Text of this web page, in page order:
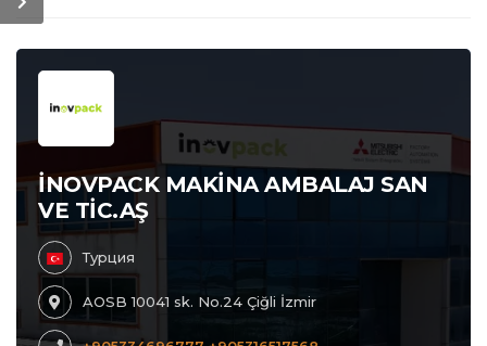
İNOVPACK MAKİNA AMBALAJ SAN
VE TİC.AŞ
Турция
AOSB 10041 sk. No.24 Çiğli İzmir